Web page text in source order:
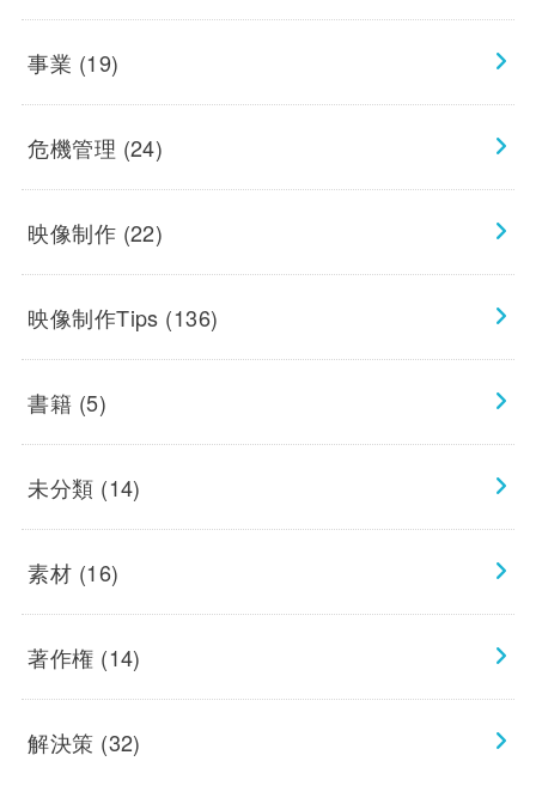
事業 (19)
危機管理 (24)
映像制作 (22)
映像制作Tips (136)
書籍 (5)
未分類 (14)
素材 (16)
著作権 (14)
解決策 (32)